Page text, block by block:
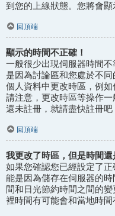
到您的上線狀態。您將會顯
回頂端
顯示的時間不正確！
一般很少出現伺服器時間
是因為討論區和您處於不
個人資料中更改時區，例如
請注意，更改時區等操作
還未註冊，就請盡快註冊吧
回頂端
我更改了時區，但是時間還
如果您確認您已經設定了
能是因為儲存在伺服器的
間和日光節約時間之間的
裡時間有可能會和當地時間